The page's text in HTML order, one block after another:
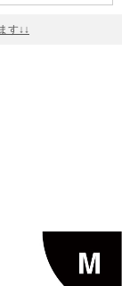
す↓↓